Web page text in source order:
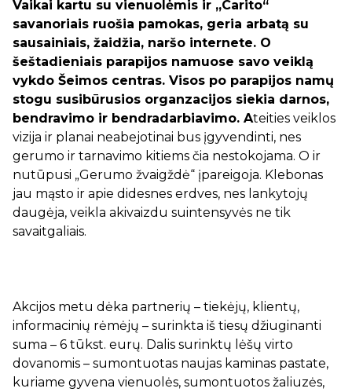
Vaikai kartu su vienuolėmis ir „Carito“
savanoriais ruošia pamokas, geria arbatą su
sausainiais, žaidžia, naršo internete. O
šeštadieniais parapijos namuose savo veiklą
vykdo Šeimos centras. Visos po parapijos namų
stogu susibūrusios organzacijos siekia darnos,
bendravimo ir bendradarbiavimo. Ateities veiklos
vizija ir planai neabejotinai bus įgyvendinti, nes
gerumo ir tarnavimo kitiems čia nestokojama. O ir
nutūpusi „Gerumo žvaigždė“ įpareigoja. Klebonas
jau mąsto ir apie didesnes erdves, nes lankytojų
daugėja, veikla akivaizdu suintensyvės ne tik
savaitgaliais.
Akcijos metu dėka partnerių – tiekėjų, klientų,
informacinių rėmėjų – surinkta iš tiesų džiuginanti
suma – 6 tūkst. eurų. Dalis surinktų lėšų virto
dovanomis – sumontuotas naujas kaminas pastate,
kuriame gyvena vienuolės, sumontuotos žaliuzės,